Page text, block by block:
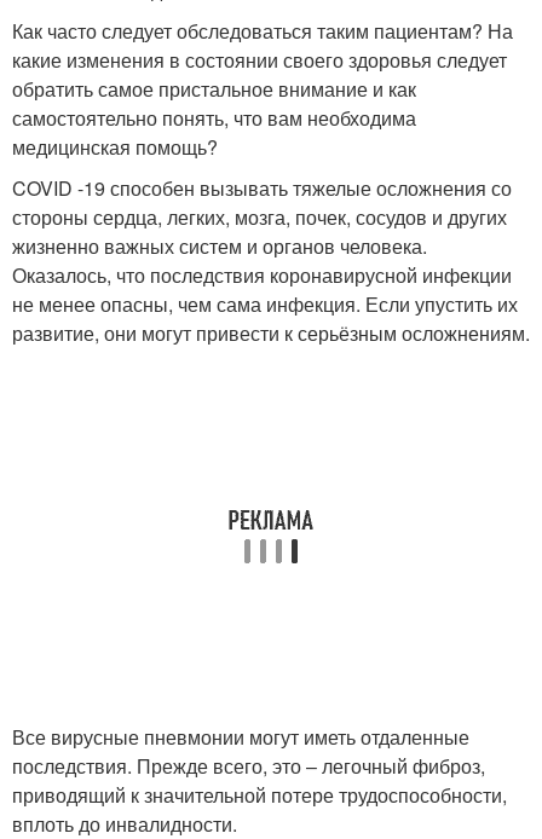
Как часто следует обследоваться таким пациентам? На
какие изменения в состоянии своего здоровья следует
обратить самое пристальное внимание и как
самостоятельно понять, что вам необходима
медицинская помощь?
COVID -19 способен вызывать тяжелые осложнения со
стороны сердца, легких, мозга, почек, сосудов и других
жизненно важных систем и органов человека.
Оказалось, что последствия коронавирусной инфекции
не менее опасны, чем сама инфекция. Если упустить их
развитие, они могут привести к серьёзным осложнениям.
Все вирусные пневмонии могут иметь отдаленные
последствия. Прежде всего, это – легочный фиброз,
приводящий к значительной потере трудоспособности,
вплоть до инвалидности.